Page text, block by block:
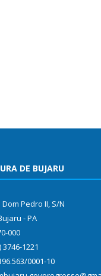
DE BUJARU
Dom Pedro II, S/N
- PA
000
3746-1221
0001-10